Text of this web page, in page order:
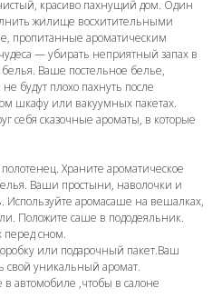
красиво пахнущий дом. Один
жилище восхитительными
пропитанные ароматическим
— убирать неприятный запах в
Ваше постельное белье,
будут плохо пахнуть после
шкафу или вакуумных пакетах.
себя сказочные ароматы, в которые
Храните ароматическое
Ваши простыни, наволочки и
Используйте аромасаше на вешалках,
Положите саше в пододеяльник.
сном.
или подарочный пакет.Ваш
свой уникальный аромат.
автомобиле ,чтобы в салоне